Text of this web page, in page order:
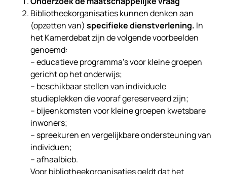
Bibliotheekorganisaties kunnen denken aan
(opzetten van) specifieke dienstverlening. In
het Kamerdebat zijn de volgende voorbeelden
genoemd:
– educatieve programma’s voor kleine groepen
gericht op het onderwijs;
– beschikbaar stellen van individuele
studieplekken die vooraf gereserveerd zijn;
– bijeenkomsten voor kleine groepen kwetsbare
inwoners;
– spreekuren en vergelijkbare ondersteuning van
individuen;
– afhaalbieb.
Voor bibliotheekorganisaties geldt dat het